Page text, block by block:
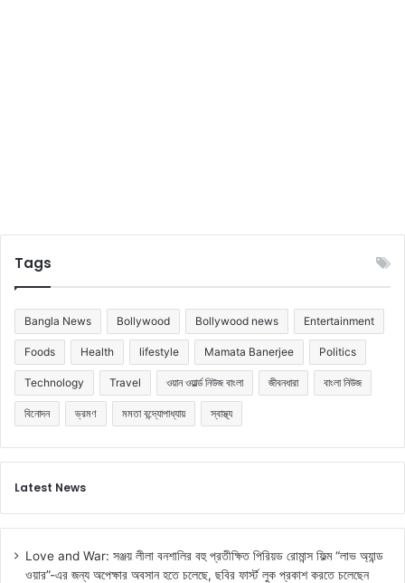
Tags
Bangla News Bollywood Bollywood news Entertainment
Foods Health lifestyle Mamata Banerjee Politics
Technology Travel ওয়ান ওয়ার্ল্ড নিউজ বাংলা জীবনধারা বাংলা নিউজ
বিনোদন ভ্রমণ মমতা বন্দ্যোপাধ্যায় স্বাস্থ্য
Latest News
Love and War: সঞ্জয় লীলা বনশালির বহু প্রতীক্ষিত পিরিয়ড রোমান্স ফিল্ম “লাভ অ্যান্ড
ওয়ার”-এর জন্য অপেক্ষার অবসান হতে চলেছে, ছবির ফার্স্ট লুক প্রকাশ করতে চলেছেন